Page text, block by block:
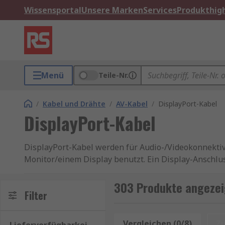
WissensportalUnsere MarkenServices
Menü Teile-Nr.
/ Kabel und Drähte / AV-Kabel / DisplayPort-Kabel
DisplayPort-Kabel
DisplayPort-Kabel werden für Audio-/
Monitor/einem Display benutzt. Ein Display-
Informationen finden Sie hierDisplayport-Ratgeber
Filter 303 Produkte